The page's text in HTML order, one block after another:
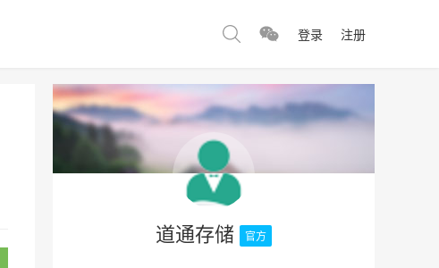
登录 注册
道通存储 官方